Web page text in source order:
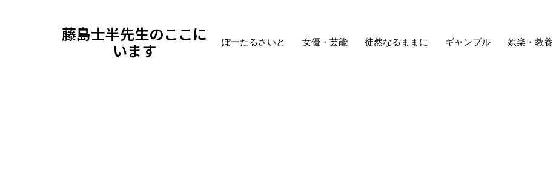
藤島士半先生のここに
います
ぽーたるさいと 女優・芸能 徒然なるままに ギャンブル 娯楽・教養
日記